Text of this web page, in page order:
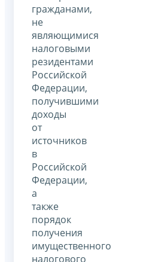
гражданами,
не
являющимися
налоговыми
резидентами
Российской
Федерации,
получившими
доходы
от
источников
в
Российской
Федерации,
а
также
порядок
получения
имущественного
налогового